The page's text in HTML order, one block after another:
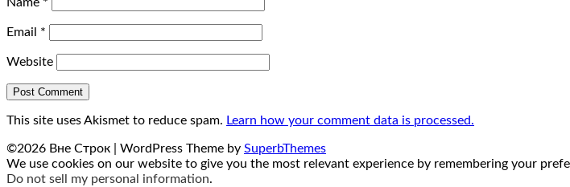
Name *
Email *
Website
This site uses Akismet to reduce spam. Learn how your comment data is processed.
©2026 Вне Строк | WordPress Theme by SuperbThemes
We use cookies on our website to give you the most relevant experience by remembering your
Do not sell my personal information.